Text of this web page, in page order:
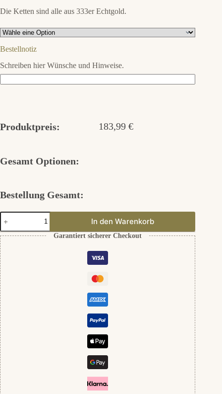
Die Ketten sind alle aus 333er Echtgold.
Bestellnotiz
Schreiben hier Wünsche und Hinweise.
Produktpreis: 183,99 €
Gesamt Optionen:
Bestellung Gesamt:
Perle
Echtgold
Maya
Menge
In den Warenkorb
Garantiert sicherer Checkout